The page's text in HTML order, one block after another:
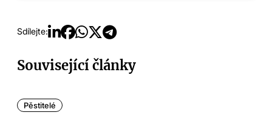
Sdílejte:
Související články
Pěstitelé